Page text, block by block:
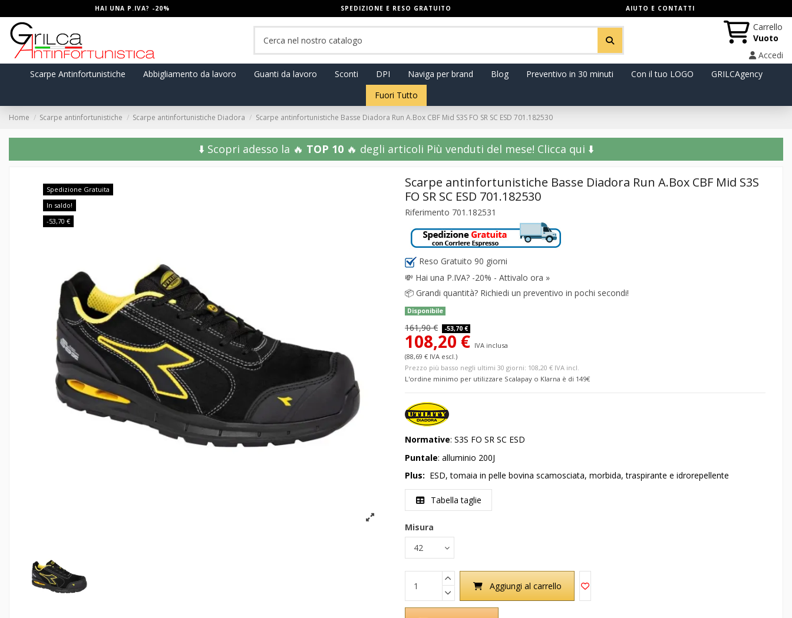
HAI UNA P.IVA? -20% SPEDIZIONE E RESO GRATUITO AIUTO E CONTATTI
Carrello
Vuoto
Accedi
Scarpe Antinfortunistiche
Abbigliamento da lavoro Guanti da lavoro Sconti DPI Naviga per brand Blog Preventivo in 30 minuti Con il tuo LOGO
GRILCAgency
Fuori Tutto
Home Scarpe antinfortunistiche Scarpe antinfortunistiche Diadora Scarpe antinfortunistiche Basse Diadora Run A.Box CBF Mid S3S FO SR SC ESD 701.182530
⬇️ Scopri adesso la 🔥 TOP 10🔥 degli articoli Più venduti del mese!️ Clicca qui ⬇️
Spedizione Gratuita
In saldo!
-53,70 €
Scarpe antinfortunistiche Basse Diadora Run A.Box CBF Mid S3S
FO SR SC ESD 701.182530
Riferimento 701.182531
Reso Gratuito 90 giorni
💸 Hai una P.IVA? -20% - Attivalo ora »
📦 Grandi quantità? Richiedi un preventivo in pochi secondi!
Disponibile
161,90 € -53,70 €
108,20 € IVA inclusa
(88,69 € IVA escl.)
Prezzo più basso negli ultimi 30 giorni: 108,20 € IVA incl.
L'ordine minimo per utilizzare Scalapay o Klarna è di 149€
Normative: S3S FO SR SC ESD
Puntale: alluminio 200J
Plus: ESD, tomaia in pelle bovina scamosciata, morbida, traspirante e idrorepellente
Tabella taglie
Misura
Aggiungi al carrello